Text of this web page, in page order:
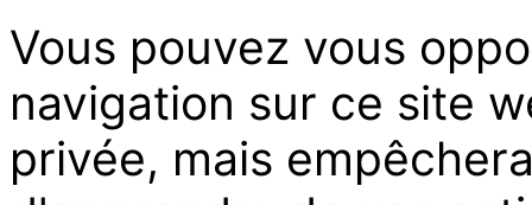
Vous pouvez vous
navigation sur ce site
privée, mais